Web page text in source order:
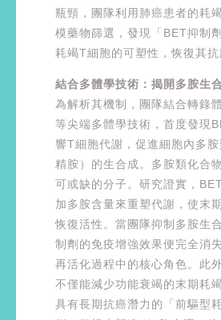
瓶頸，團隊利用肺癌患者的耗
模藥物篩選，發現「BET抑制
耗竭T細胞的可塑性，恢復其抗
結合多體學技術：揭開多胺生
為解析其機制，團隊結合轉錄
等尖端多體學技術，首度發現
響T細胞代謝，促進細胞內多
精胺）的生合成。多胺類化合
可或缺的分子。研究證實，
加多胺含量來重塑代謝，使末
恢復活性。當團隊抑制多胺生
制劑的免疫增強效果便完全消
再活化過程中的核心角色。此
不僅能減少功能衰竭的末期耗
具有長期抗癌潛力的「前驅型